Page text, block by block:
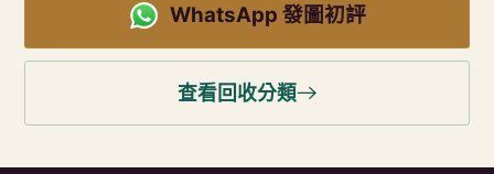
WhatsApp 發圖初評
查看回收分類